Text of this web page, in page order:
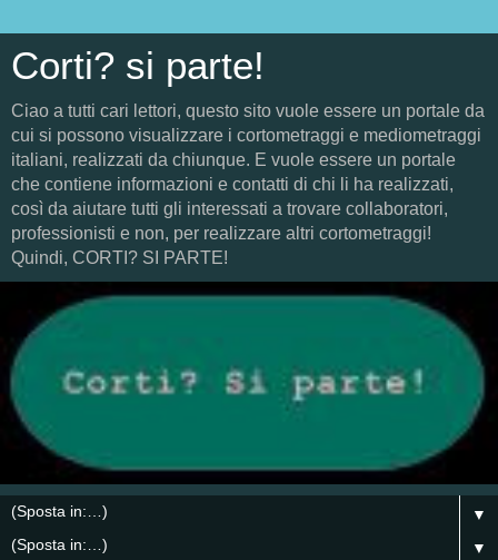
Corti? si parte!
Ciao a tutti cari lettori, questo sito vuole essere un portale da
cui si possono visualizzare i cortometraggi e mediometraggi
italiani, realizzati da chiunque. E vuole essere un portale
che contiene informazioni e contatti di chi li ha realizzati,
così da aiutare tutti gli interessati a trovare collaboratori,
professionisti e non, per realizzare altri cortometraggi!
Quindi, CORTI? SI PARTE!
▼
▼